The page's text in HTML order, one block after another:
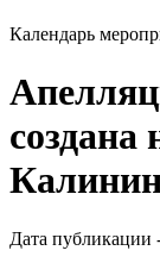
Календарь
создана
Дата публикации